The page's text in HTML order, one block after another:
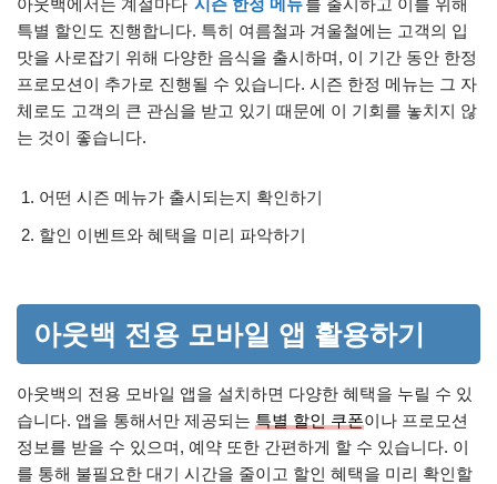
특별 할인도 진행합니다. 특히 여름철과 겨울철에는 고객의 입
맛을 사로잡기 위해 다양한 음식을 출시하며, 이 기간 동안 한정
프로모션이 추가로 진행될 수 있습니다. 시즌 한정 메뉴는 그 자
체로도 고객의 큰 관심을 받고 있기 때문에 이 기회를 놓치지 않
는 것이 좋습니다.
어떤 시즌 메뉴가 출시되는지 확인하기
할인 이벤트와 혜택을 미리 파악하기
아웃백 전용 모바일 앱 활용하기
아웃백의 전용 모바일 앱을 설치하면 다양한 혜택을 누릴 수 있
습니다. 앱을 통해서만 제공되는 특별 할인 쿠폰이나 프로모션
정보를 받을 수 있으며, 예약 또한 간편하게 할 수 있습니다. 이
를 통해 불필요한 대기 시간을 줄이고 할인 혜택을 미리 확인할